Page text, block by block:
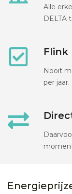
Alle
DELTA
Flink
Nooit
per jaar.